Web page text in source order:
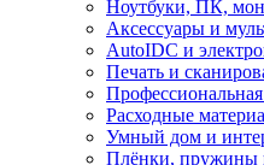
Ноутбуки, ПК,
Аксессуары и
AutoIDC и
Печать и
Расходные
Умный дом и
Плёнки, пружины